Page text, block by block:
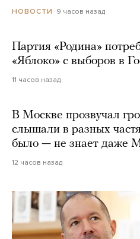
НОВОСТИ 9 часов назад
Партия «Родина»
«Яблоко» с выборов в
11 часов назад
В Москве прозвучал
слышали в разных
было — не знает даже
12 часов назад